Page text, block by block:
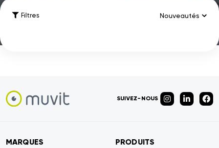
Filtres
SUIVEZ-NOUS
MARQUES PRODUITS